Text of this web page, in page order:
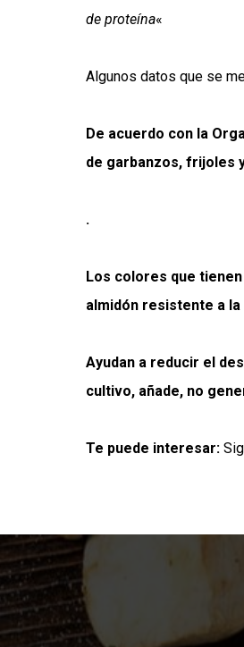
de proteína«
Algunos datos que se
De acuerdo con la
de garbanzos, frijoles
.
Los colores que
almidón resistente a
Ayudan a reducir el
cultivo, añade, no
Te puede interesar: